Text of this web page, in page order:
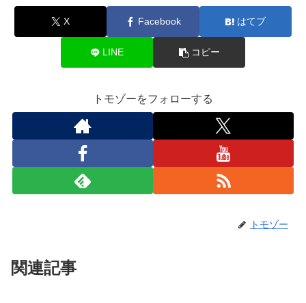
X Facebook はてブ
LINE コピー
トモゾーをフォローする
トモゾー
関連記事